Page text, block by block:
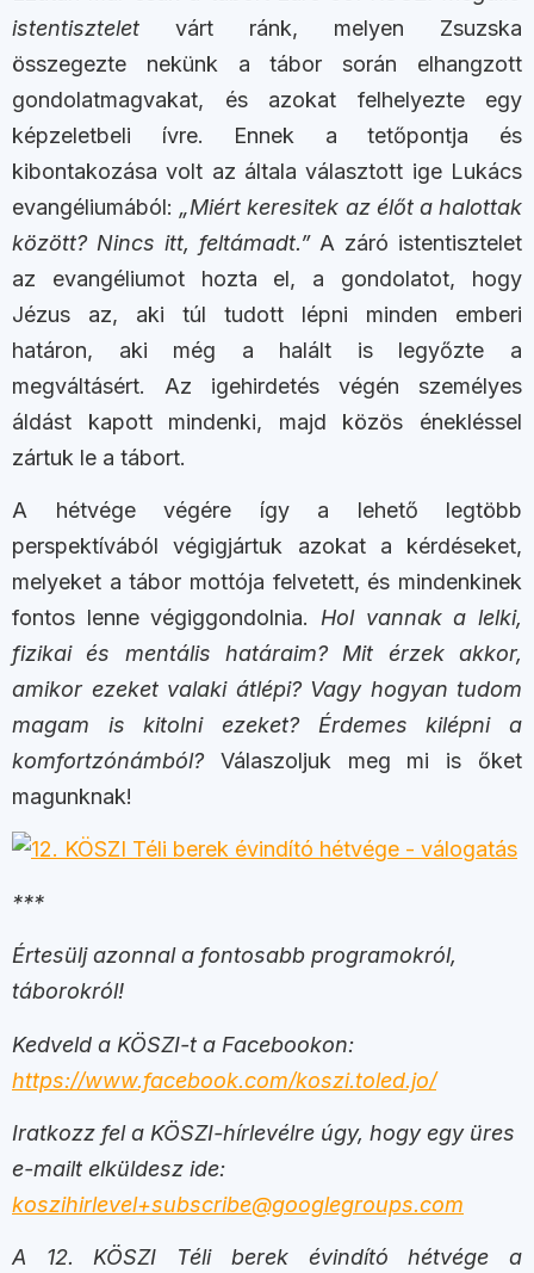
istentisztelet várt ránk, melyen Zsuzska
összegezte nekünk a tábor során elhangzott
gondolatmagvakat, és azokat felhelyezte egy
képzeletbeli ívre. Ennek a tetőpontja és
kibontakozása volt az általa választott ige Lukács
evangéliumából: „Miért keresitek az élőt a halottak
között? Nincs itt, feltámadt.”A záró istentisztelet
az evangéliumot hozta el, a gondolatot, hogy
Jézus az, aki túl tudott lépni minden emberi
határon, aki még a halált is legyőzte a
megváltásért. Az igehirdetés végén személyes
áldást kapott mindenki, majd közös énekléssel
zártuk le a tábort.
A hétvége végére így a lehető legtöbb
perspektívából végigjártuk azokat a kérdéseket,
melyeket a tábor mottója felvetett, és mindenkinek
fontos lenne végiggondolnia. Hol vannak a lelki,
fizikai és mentális határaim? Mit érzek akkor,
amikor ezeket valaki átlépi? Vagy hogyan tudom
magam is kitolni ezeket? Érdemes kilépni a
komfortzónámból? Válaszoljuk meg mi is őket
magunknak!
***
Értesülj azonnal a fontosabb programokról,
táborokról!
Kedveld a KÖSZI-t a Facebookon:
https://www.facebook.com/koszi.toled.jo/
Iratkozz fel a KÖSZI-hírlevélre úgy, hogy egy üres
e-mailt elküldesz ide:
koszihirlevel+subscribe@googlegroups.com
A 12. KÖSZI Téli berek évindító hétvége a